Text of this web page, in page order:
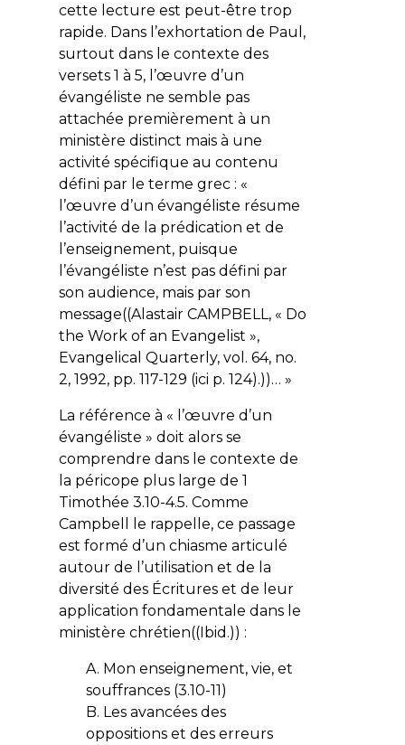
cette lecture est peut-être trop
rapide. Dans l’exhortation de Paul,
surtout dans le contexte des
versets 1 à 5, l’œuvre d’un
évangéliste ne semble pas
attachée premièrement à un
ministère distinct mais à une
activité spécifique au contenu
défini par le terme grec : «
l’œuvre d’un évangéliste résume
l’activité de la prédication et de
l’enseignement, puisque
l’évangéliste n’est pas défini par
son audience, mais par son
message((Alastair CAMPBELL, « Do
the Work of an Evangelist »,
Evangelical Quarterly, vol. 64, no.
2, 1992, pp. 117-129 (ici p. 124).))… »
La référence à « l’œuvre d’un
évangéliste » doit alors se
comprendre dans le contexte de
la péricope plus large de 1
Timothée 3.10-4.5. Comme
Campbell le rappelle, ce passage
est formé d’un chiasme articulé
autour de l’utilisation et de la
diversité des Écritures et de leur
application fondamentale dans le
ministère chrétien((Ibid.)) :
A. Mon enseignement, vie, et
souffrances (3.10-11)
B. Les avancées des
oppositions et des erreurs